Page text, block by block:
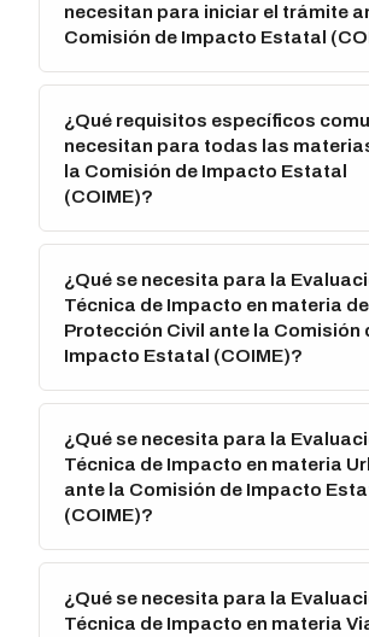
necesitan para iniciar el trámite
Comisión de Impacto Estatal
¿Qué requisitos específicos
necesitan para todas las
la Comisión de Impacto Estatal
(COIME)?
¿Qué se necesita para la
Técnica de Impacto en materia de
Protección Civil ante la Comisión
Impacto Estatal (COIME)?
¿Qué se necesita para la
Técnica de Impacto en materia
ante la Comisión de Impacto
(COIME)?
¿Qué se necesita para la
Técnica de Impacto en materia